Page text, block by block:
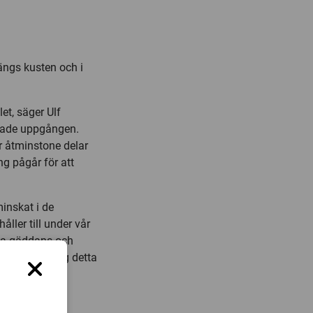
kusten och i
säger Ulf
uppgången.
åtminstone delar
pågår för att
i de
till under vår
gäddans och
omfattning detta